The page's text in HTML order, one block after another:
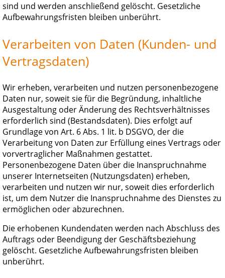
sind und werden anschließend gelöscht. Gesetzliche
Aufbewahrungsfristen bleiben unberührt.
Verarbeiten von Daten (Kunden- und
Vertragsdaten)
Wir erheben, verarbeiten und nutzen personenbezogene
Daten nur, soweit sie für die Begründung, inhaltliche
Ausgestaltung oder Änderung des Rechtsverhältnisses
erforderlich sind (Bestandsdaten). Dies erfolgt auf
Grundlage von Art. 6 Abs. 1 lit. b DSGVO, der die
Verarbeitung von Daten zur Erfüllung eines Vertrags oder
vorvertraglicher Maßnahmen gestattet.
Personenbezogene Daten über die Inanspruchnahme
unserer Internetseiten (Nutzungsdaten) erheben,
verarbeiten und nutzen wir nur, soweit dies erforderlich
ist, um dem Nutzer die Inanspruchnahme des Dienstes zu
ermöglichen oder abzurechnen.
Die erhobenen Kundendaten werden nach Abschluss des
Auftrags oder Beendigung der Geschäftsbeziehung
gelöscht. Gesetzliche Aufbewahrungsfristen bleiben
unberührt.